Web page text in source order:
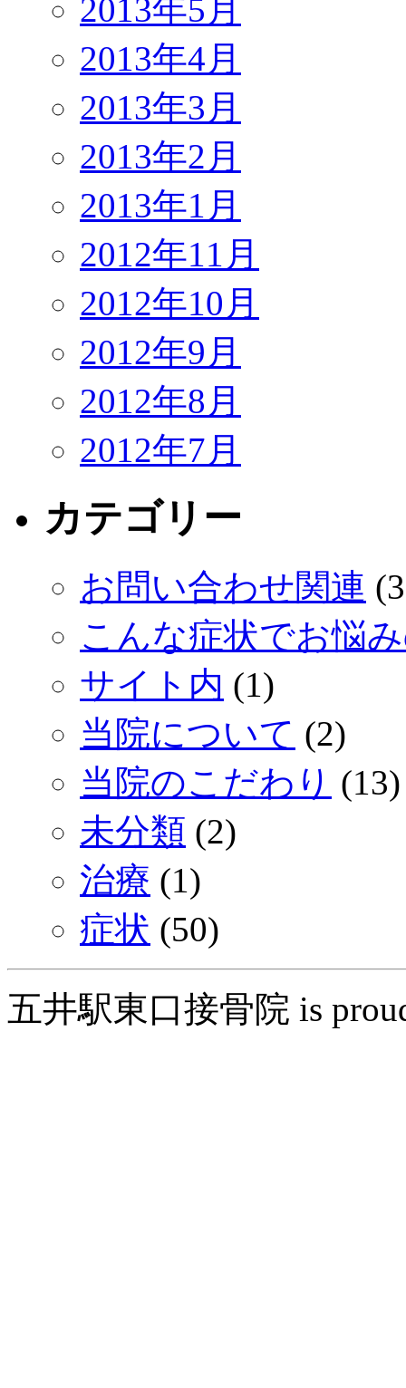
2013年5月
2013年4月
2013年3月
2013年2月
2013年1月
2012年11月
2012年10月
2012年9月
2012年8月
2012年7月
カテゴリー
お問い合わせ関連
こんな症状でお悩
サイト内 (1)
当院について (2)
当院のこだわり (13)
未分類 (2)
治療 (1)
症状 (50)
五井駅東口接骨院 is